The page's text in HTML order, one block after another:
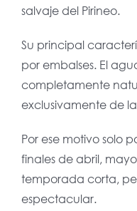
salvaje del Pirineo.
Su principal
por embalses. El
completamente
exclusivamente de
Por ese motivo solo
finales de abril,
temporada corta,
espectacular.